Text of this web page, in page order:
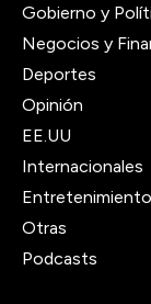
Gobierno y
Negocios y
Deportes
Opinión
EE.UU
Internacionales
Entretenimiento
Otras
Podcasts